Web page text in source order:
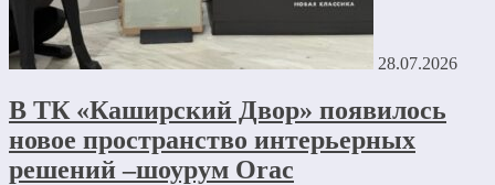
28.07.2026
В ТК «Каширский Двор» появилось
новое пространство интерьерных
решений –шоурум Orac